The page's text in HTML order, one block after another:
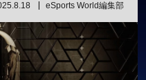
eSports World編集部